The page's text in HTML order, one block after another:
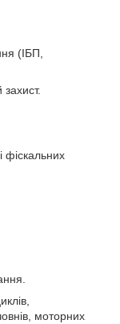
(ІБП,
фіскальних
моторних